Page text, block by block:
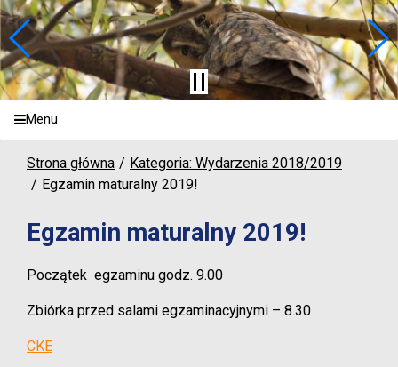
Menu
Strona główna
Kategoria: Wydarzenia 2018/2019
Egzamin maturalny 2019!
Egzamin maturalny 2019!
Początek egzaminu godz. 9.00
Zbiórka przed salami egzaminacyjnymi – 8.30
CKE